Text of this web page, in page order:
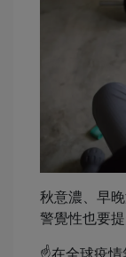
秋意濃、早
警覺性也要提
☝️在全球疫情